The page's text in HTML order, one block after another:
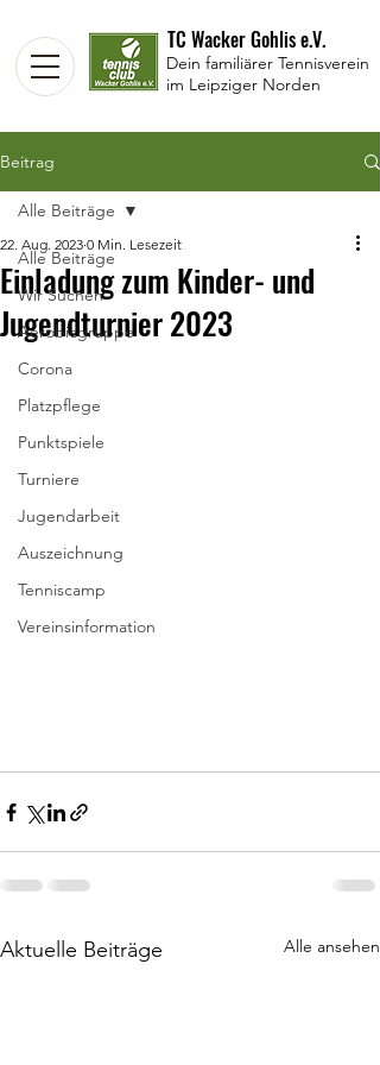
TC Wacker Gohlis e.V.
Dein familiärer Tennisverein
im Leipziger Norden
Beitrag
Alle Beiträge
Wir Suchen
Aerobicgruppe
Corona
Platzpflege
Punktspiele
Turniere
Jugendarbeit
Auszeichnung
Tenniscamp
Vereinsinformation
Alle Beiträge
Einladung zum Kinder- und
Jugendturnier 2023
22. Aug. 2023 0 Min. Lesezeit
Aktuelle Beiträge Alle ansehen